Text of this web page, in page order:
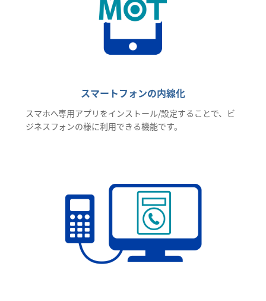
スマートフォンの内線化
スマホへ専用アプリをインストール/設定することで、ビ
ジネスフォンの様に利用できる機能です。